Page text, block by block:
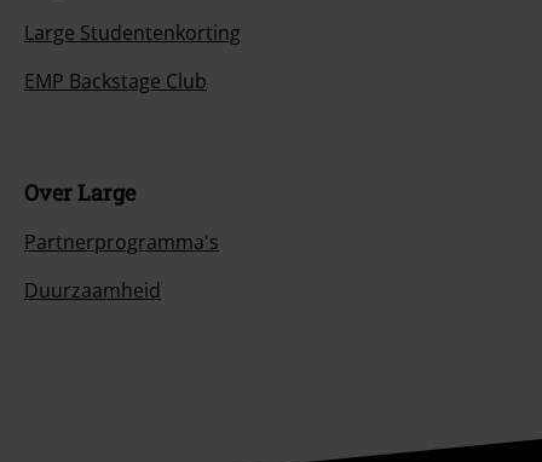
Large Studentenkorting
EMP Backstage Club
Over Large
Partnerprogramma's
Duurzaamheid